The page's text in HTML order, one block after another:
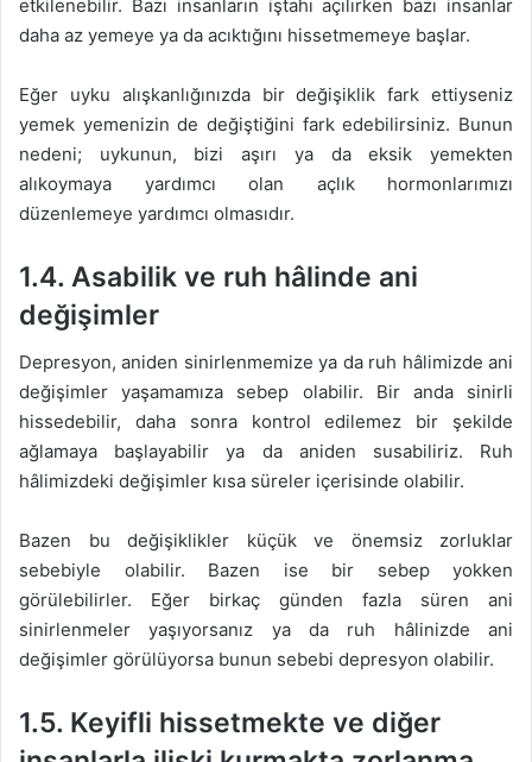
etkilenebilir. Bazı insanların iştahı açılırken bazı insanlar
daha az yemeye ya da acıktığını hissetmemeye başlar.
Eğer uyku alışkanlığınızda bir değişiklik fark ettiyseniz
yemek yemenizin de değiştiğini fark edebilirsiniz. Bunun
nedeni; uykunun, bizi aşırı ya da eksik yemekten
alıkoymaya yardımcı olan açlık hormonlarımızı
düzenlemeye yardımcı olmasıdır.
1.4. Asabilik ve ruh hâlinde ani
değişimler
Depresyon, aniden sinirlenmemize ya da ruh hâlimizde ani
değişimler yaşamamıza sebep olabilir. Bir anda sinirli
hissedebilir, daha sonra kontrol edilemez bir şekilde
ağlamaya başlayabilir ya da aniden susabiliriz. Ruh
hâlimizdeki değişimler kısa süreler içerisinde olabilir.
Bazen bu değişiklikler küçük ve önemsiz zorluklar
sebebiyle olabilir. Bazen ise bir sebep yokken
görülebilirler. Eğer birkaç günden fazla süren ani
sinirlenmeler yaşıyorsanız ya da ruh hâlinizde ani
değişimler görülüyorsa bunun sebebi depresyon olabilir.
1.5. Keyifli hissetmekte ve diğer